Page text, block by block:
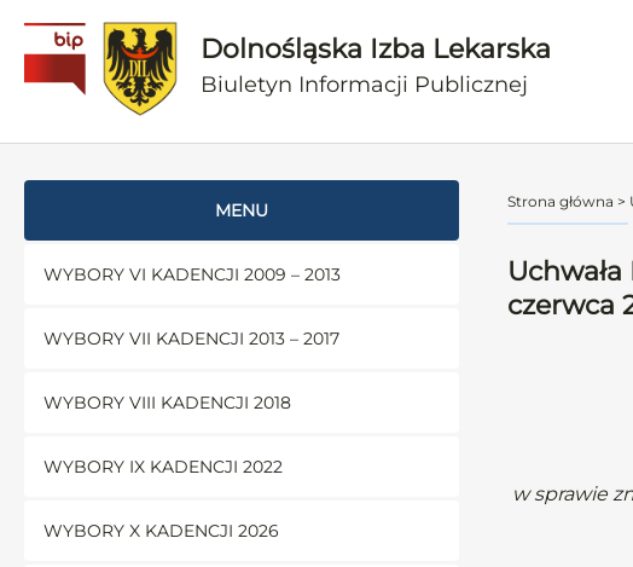
Dolnośląska Izba Lekarska
Biuletyn Informacji Publicznej
MENU
WYBORY VI KADENCJI 2009 – 2013
WYBORY VII KADENCJI 2013 – 2017
WYBORY VIII KADENCJI 2018
WYBORY IX KADENCJI 2022
WYBORY X KADENCJI 2026
Strona główna >
czerwca
w sprawie